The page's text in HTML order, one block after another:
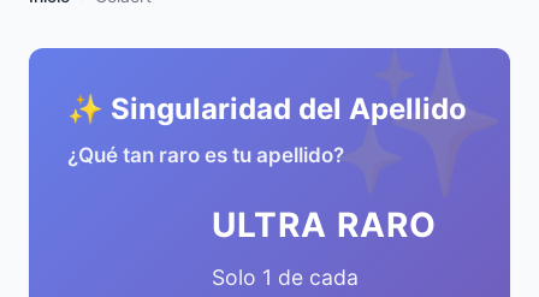
✨
✨ Singularidad del Apellido
¿Qué tan raro es tu apellido?
ULTRA RARO
Solo 1 de cada